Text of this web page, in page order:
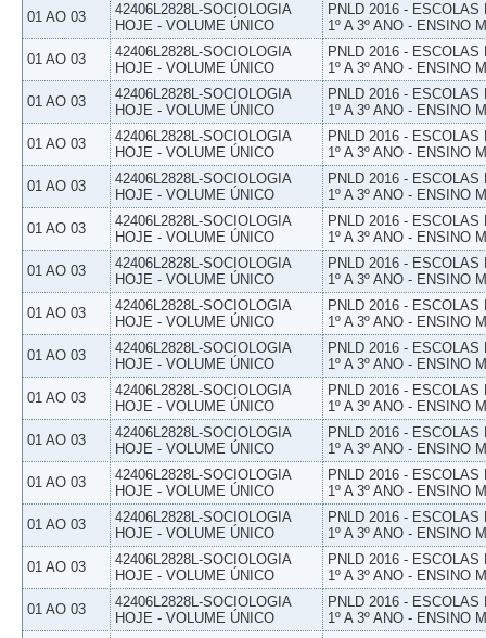
01 AO 03
42406L2828L-SOCIOLOGIA
HOJE - VOLUME ÚNICO
PNLD 2016 -
1º A 3º ANO - ENSINO
01 AO 03
42406L2828L-SOCIOLOGIA
HOJE - VOLUME ÚNICO
PNLD 2016 -
1º A 3º ANO - ENSINO
01 AO 03
42406L2828L-SOCIOLOGIA
HOJE - VOLUME ÚNICO
PNLD 2016 -
1º A 3º ANO - ENSINO
01 AO 03
42406L2828L-SOCIOLOGIA
HOJE - VOLUME ÚNICO
PNLD 2016 -
1º A 3º ANO - ENSINO
01 AO 03
42406L2828L-SOCIOLOGIA
HOJE - VOLUME ÚNICO
PNLD 2016 -
1º A 3º ANO - ENSINO
01 AO 03
42406L2828L-SOCIOLOGIA
HOJE - VOLUME ÚNICO
PNLD 2016 -
1º A 3º ANO - ENSINO
01 AO 03
42406L2828L-SOCIOLOGIA
HOJE - VOLUME ÚNICO
PNLD 2016 -
1º A 3º ANO - ENSINO
01 AO 03
42406L2828L-SOCIOLOGIA
HOJE - VOLUME ÚNICO
PNLD 2016 -
1º A 3º ANO - ENSINO
01 AO 03
42406L2828L-SOCIOLOGIA
HOJE - VOLUME ÚNICO
PNLD 2016 -
1º A 3º ANO - ENSINO
01 AO 03
42406L2828L-SOCIOLOGIA
HOJE - VOLUME ÚNICO
PNLD 2016 -
1º A 3º ANO - ENSINO
01 AO 03
42406L2828L-SOCIOLOGIA
HOJE - VOLUME ÚNICO
PNLD 2016 -
1º A 3º ANO - ENSINO
01 AO 03
42406L2828L-SOCIOLOGIA
HOJE - VOLUME ÚNICO
PNLD 2016 -
1º A 3º ANO - ENSINO
01 AO 03
42406L2828L-SOCIOLOGIA
HOJE - VOLUME ÚNICO
PNLD 2016 -
1º A 3º ANO - ENSINO
01 AO 03
42406L2828L-SOCIOLOGIA
HOJE - VOLUME ÚNICO
PNLD 2016 -
1º A 3º ANO - ENSINO
01 AO 03
42406L2828L-SOCIOLOGIA
HOJE - VOLUME ÚNICO
PNLD 2016 -
1º A 3º ANO - ENSINO